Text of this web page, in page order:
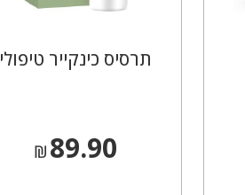
תרסיס כינקייר טיפולי
₪89.90